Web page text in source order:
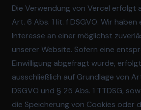
Die Verwendung von Vercel erfolgt
Art. 6 Abs. 1 lit. f DSGVO. Wir
Interesse an einer möglichst
unserer Website. Sofern eine
Einwilligung abgefragt wurde,
ausschließlich auf Grundlage von
DSGVO und § 25 Abs. 1 TTDSG,
die Speicherung von Cookies oder